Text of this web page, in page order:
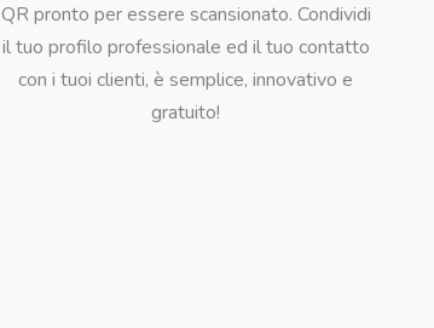
QR pronto per essere scansionato. Condividi
il tuo profilo professionale ed il tuo contatto
con i tuoi clienti, è semplice, innovativo e
gratuito!